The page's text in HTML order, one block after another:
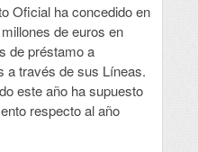
Oficial ha concedido en
de euros en
de préstamo a
a través de sus Líneas.
este año ha supuesto
respecto al año